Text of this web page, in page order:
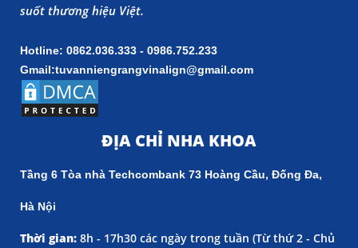
suốt thương hiệu Việt.
Hotline: 0862.036.333 - 0986.752.233
Gmail:tuvanniengrangvinalign@gmail.com
ĐỊA CHỈ NHA KHOA
Tầng 6 Tòa nhà Techcombank 73 Hoàng Cầu, Đống Đa,
Hà Nội
Thời gian: 8h - 17h30 các ngày trong tuần (Từ thứ 2 - Chủ